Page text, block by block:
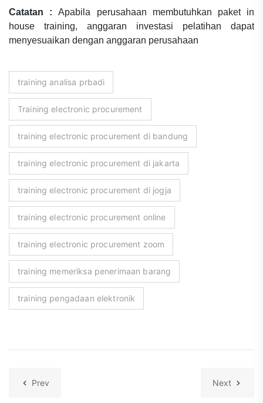
Catatan : Apabila perusahaan membutuhkan paket in
house training, anggaran investasi pelatihan dapat
menyesuaikan dengan anggaran perusahaan
training analisa prbadi
Training electronic procurement
training electronic procurement di bandung
training electronic procurement di jakarta
training electronic procurement di jogja
training electronic procurement online
training electronic procurement zoom
training memeriksa penerimaan barang
training pengadaan elektronik
Prev Next